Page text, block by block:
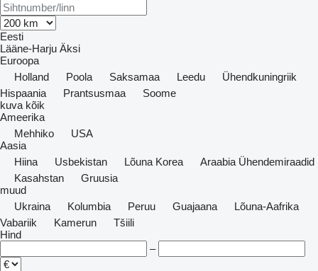
Eesti
Lääne-Harju Äksi
Euroopa
Holland
Poola Saksamaa Leedu
Ühendkuningriik
Hispaania
Prantsusmaa
Soome
kuva kõik
Ameerika
Mehhiko
USA
Aasia
Hiina
Usbekistan Lõuna Korea
Araabia Ühendemiraadid
Kasahstan
Gruusia
muud
Ukraina
Kolumbia Peruu Guajaana
Lõuna-Aafrika
Vabariik
Kamerun
Tšiili
Hind
–